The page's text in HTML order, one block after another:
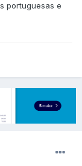
portuguesas e